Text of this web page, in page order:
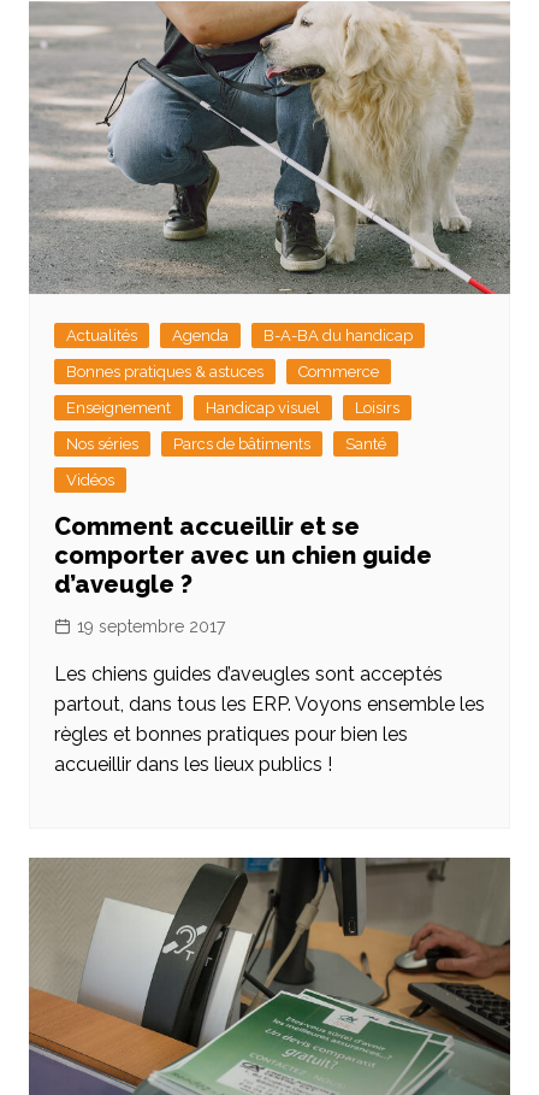
Actualités Agenda
B-A-BA du handicap
Bonnes pratiques & astuces
Commerce
Enseignement
Handicap visuel
Loisirs
Nos séries
Parcs de bâtiments
Santé
Vidéos
Comment accueillir et se
comporter avec un chien guide
d’aveugle ?
19 septembre 2017
Les chiens guides d’aveugles sont acceptés
partout, dans tous les ERP. Voyons ensemble les
règles et bonnes pratiques pour bien les
accueillir dans les lieux publics !